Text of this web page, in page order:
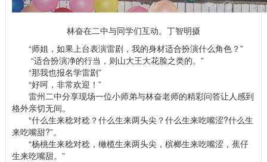
林奋在二中与同学们互动。丁智明摄
“师姐，如果上台表演雷剧，我的身材适合扮演什么角色？”
“适合扮演净的行当，则山大王大花脸之类的。”
“那我也报名学雷剧”
“好呵，非常欢迎！”
雷州二中分享现场一位小师弟与林奋老师的精彩问答让人感到
格外亲切无间。
“什么生来稔对稔？什么生来两头尖？什么生来吃嘴涩?什么生
来吃嘴甜?”。
“杨桃生来稔对稔，橄榄生来两头尖，槟榔生来吃嘴涩，蕉仔
生来吃嘴甜。”